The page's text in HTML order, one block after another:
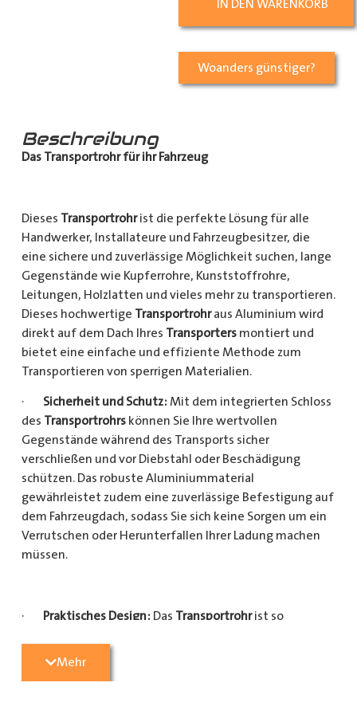
IN DEN WARENKORB
Woanders günstiger?
Beschreibung
Das Transportrohr für ihr Fahrzeug
Dieses Transportrohrist die perfekte Lösung für alle
Handwerker, Installateure und Fahrzeugbesitzer, die
eine sichere und zuverlässige Möglichkeit suchen, lange
Gegenstände wie Kupferrohre, Kunststoffrohre,
Leitungen, Holzlatten und vieles mehr zu transportieren.
Dieses hochwertige Transportrohraus Aluminium wird
direkt auf dem Dach Ihres Transportersmontiert und
bietet eine einfache und effiziente Methode zum
Transportieren von sperrigen Materialien.
· Sicherheit und Schutz: Mit dem integrierten Schloss
des Transportrohrskönnen Sie Ihre wertvollen
Gegenstände während des Transports sicher
verschließen und vor Diebstahl oder Beschädigung
schützen. Das robuste Aluminiummaterial
gewährleistet zudem eine zuverlässige Befestigung auf
dem Fahrzeugdach, sodass Sie sich keine Sorgen um ein
Verrutschen oder Herunterfallen Ihrer Ladung machen
müssen.
· Praktisches Design: Das Transportrohrist so
Gegenständen sicher und einfach transportieren kann
Mehr